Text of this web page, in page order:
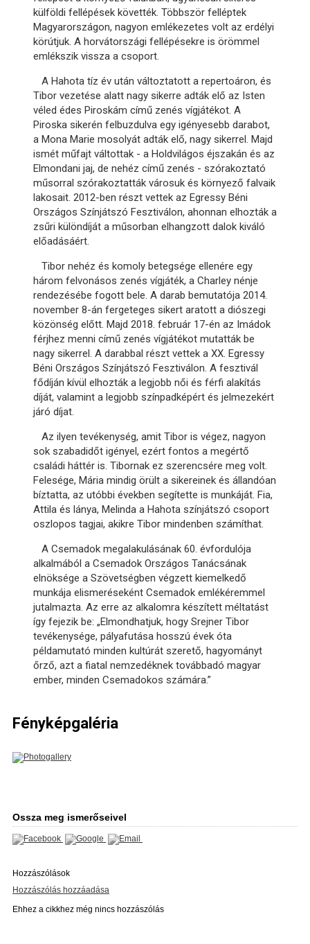
külföldi fellépések követték. Többször felléptek
Magyarországon, nagyon emlékezetes volt az erdélyi
körútjuk. A horvátországi fellépésekre is örömmel
emlékszik vissza a csoport.
A Hahota tíz év után változtatott a repertoáron, és
Tibor vezetése alatt nagy sikerre adták elő az Isten
véled édes Piroskám című zenés vígjátékot. A
Piroska sikerén felbuzdulva egy igényesebb darabot,
a Mona Marie mosolyát adták elő, nagy sikerrel. Majd
ismét műfajt váltottak - a Holdvilágos éjszakán és az
Elmondani jaj, de nehéz című zenés - szórakoztató
műsorral szórakoztatták városuk és környező falvaik
lakosait. 2012-ben részt vettek az Egressy Béni
Országos Színjátszó Fesztiválon, ahonnan elhozták a
zsűri különdíját a műsorban elhangzott dalok kiváló
előadásáért.
Tibor nehéz és komoly betegsége ellenére egy
három felvonásos zenés vígjáték, a Charley nénje
rendezésébe fogott bele. A darab bemutatója 2014.
november 8-án fergeteges sikert aratott a diószegi
közönség előtt. Majd 2018. február 17-én az Imádok
férjhez menni című zenés vígjátékot mutatták be
nagy sikerrel. A darabbal részt vettek a XX. Egressy
Béni Országos Színjátszó Fesztiválon. A fesztivál
fődíján kívül elhozták a legjobb női és férfi alakítás
díját, valamint a legjobb színpadképért és jelmezekért
járó díjat.
Az ilyen tevékenység, amit Tibor is végez, nagyon
sok szabadidőt igényel, ezért fontos a megértő
családi háttér is. Tibornak ez szerencsére meg volt.
Felesége, Mária mindig örült a sikereinek és állandóan
bíztatta, az utóbbi években segítette is munkáját. Fia,
Attila és lánya, Melinda a Hahota színjátszó csoport
oszlopos tagjai, akikre Tibor mindenben számíthat.
A Csemadok megalakulásának 60. évfordulója
alkalmából a Csemadok Országos Tanácsának
elnöksége a Szövetségben végzett kiemelkedő
munkája elismeréseként Csemadok emlékéremmel
jutalmazta. Az erre az alkalomra készített méltatást
így fejezik be: „Elmondhatjuk, hogy Srejner Tibor
tevékenysége, pályafutása hosszú évek óta
példamutató minden kultúrát szerető, hagyományt
őrző, azt a fiatal nemzedéknek továbbadó magyar
ember, minden Csemadokos számára.”
Fényképgaléria
Ossza meg ismerőseivel
Hozzászólások
Hozzászólás hozzáadása
Ehhez a cikkhez még nincs hozzászólás